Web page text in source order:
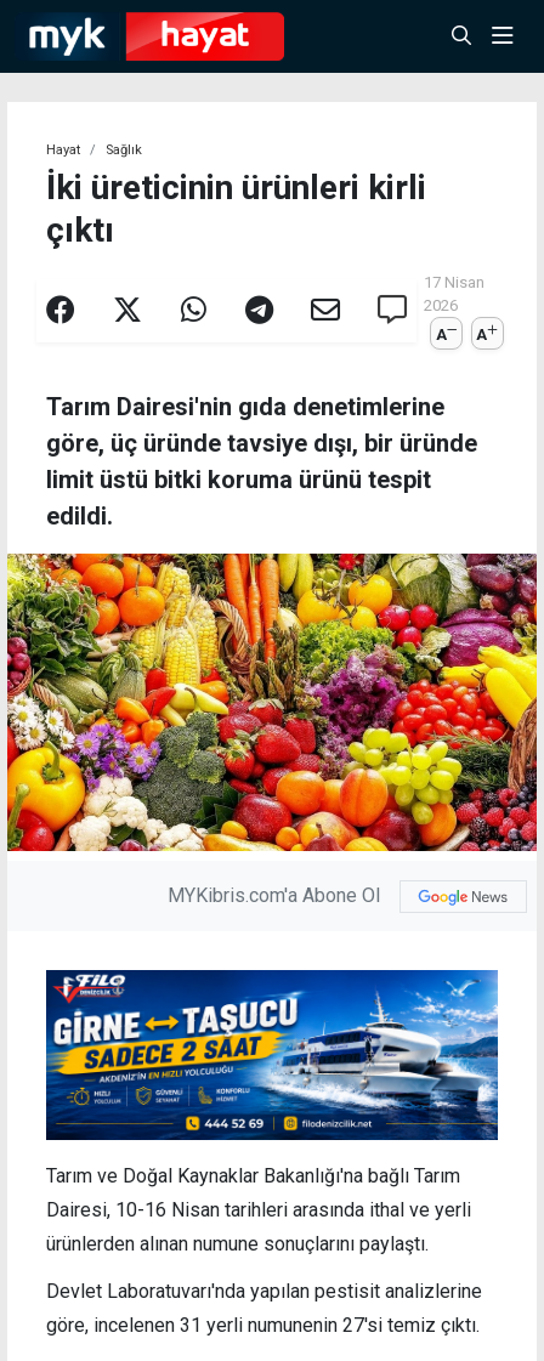
Hayat Sağlık
İki üreticinin ürünleri kirli
çıktı
17 Nisan
2026
A
A
Tarım Dairesi'nin gıda denetimlerine
göre, üç üründe tavsiye dışı, bir üründe
limit üstü bitki koruma ürünü tespit
edildi.
MYKibris.com'a Abone Ol
Tarım ve Doğal Kaynaklar Bakanlığı'na bağlı Tarım
Dairesi, 10-16 Nisan tarihleri arasında ithal ve yerli
ürünlerden alınan numune sonuçlarını paylaştı.
Devlet Laboratuvarı'nda yapılan pestisit analizlerine
göre, incelenen 31 yerli numunenin 27'si temiz çıktı.